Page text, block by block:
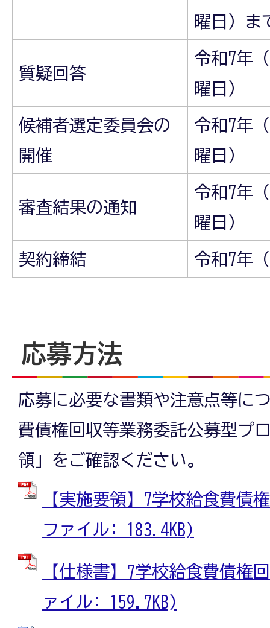
曜日）ま
質疑回答
令和7年
曜日）
候補者選定委員会の
開催
令和7年
曜日）
審査結果の通知
令和7年
曜日）
契約締結 令和7年
応募方法
応募に必要な書類や注意点等に
費債権回収等業務委託公募型プ
領」をご確認ください。
【実施要領】7学校給食費債
ファイル: 183.4KB)
【仕様書】7学校給食費債権
ァイル: 159.7KB)